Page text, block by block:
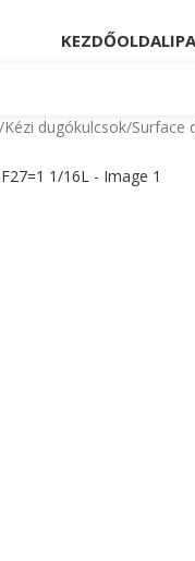
KEZDŐOLDAL
Kézi dugókulcsok Surface